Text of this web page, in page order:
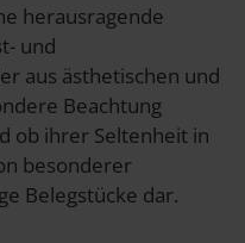
herausragende
und
aus ästhetischen und
Beachtung
ob ihrer Seltenheit in
besonderer
Belegstücke dar.